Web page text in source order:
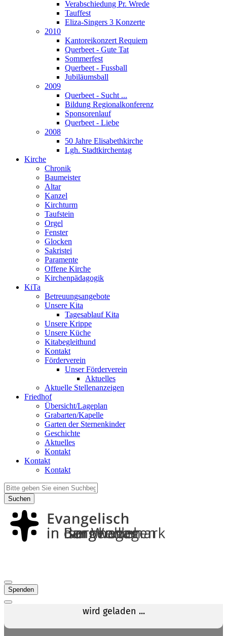
Verabschiedung Pr. Wrede
Tauffest
Eliza-Singers 3 Konzerte
2010
Kantoreikonzert Requiem
Querbeet - Gute Tat
Sommerfest
Querbeet - Fussball
Jubiläumsball
2009
Querbeet - Sucht ...
Bildung Regionalkonferenz
Sponsorenlauf
Querbeet - Liebe
2008
50 Jahre Elisabethkirche
Lgh. Stadtkirchentag
Kirche
Chronik
Baumeister
Altar
Kanzel
Kirchturm
Taufstein
Orgel
Fenster
Glocken
Sakristei
Paramente
Offene Kirche
Kirchenpädagogik
KiTa
Betreuungsangebote
Unsere Kita
Tagesablauf Kita
Unsere Krippe
Unsere Küche
Kitabegleithund
Kontakt
Förderverein
Unser Förderverein
Aktuelles
Aktuelle Stellenanzeigen
Friedhof
Übersicht/Lageplan
Grabarten/Kapelle
Garten der Sternenkinder
Geschichte
Aktuelles
Kontakt
Kontakt
Kontakt
Suchen
Spenden